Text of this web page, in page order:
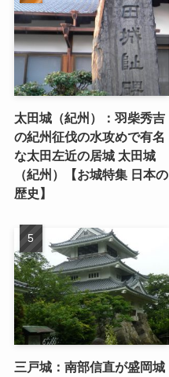
太田城（紀州）：羽柴秀吉
の紀州征伐の水攻めで有名
な太田左近の居城 太田城
（紀州）【お城特集 日本の
歴史】
三戸城：南部信直が盛岡城